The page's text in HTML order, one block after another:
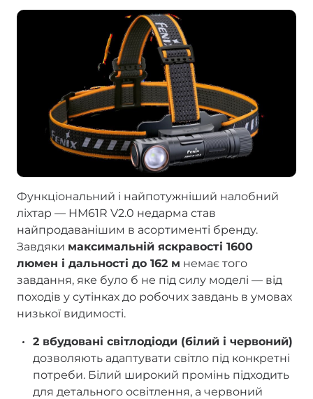
Функціональний і найпотужніший налобний
ліхтар — HM61R V2.0 недарма став
найпродаванішим в асортименті бренду.
Завдяки максимальній яскравості 1600
люмен і дальності до 162 м немає того
завдання, яке було б не під силу моделі — від
походів у сутінках до робочих завдань в умовах
низької видимості.
2 вбудовані світлодіоди (білий і червоний)
дозволяють адаптувати світло під конкретні
потреби. Білий широкий промінь підходить
для детального освітлення, а червоний